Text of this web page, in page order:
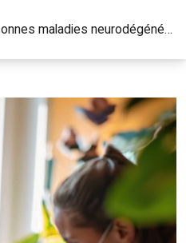
Accompagnement personnes maladies neurodégénératives